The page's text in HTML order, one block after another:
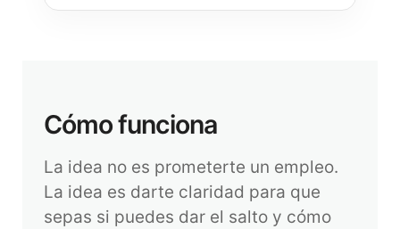
Cómo funciona
La idea no es prometerte un empleo.
La idea es darte claridad para que
sepas si puedes dar el salto y cómo